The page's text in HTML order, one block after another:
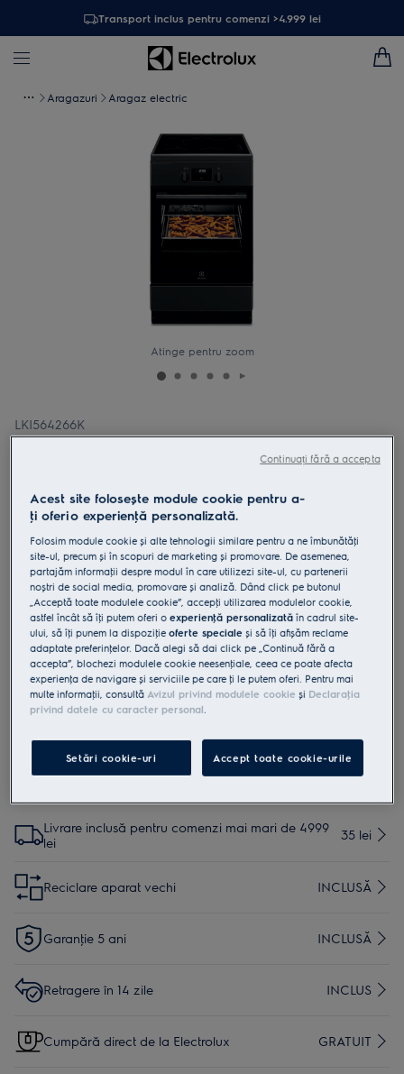
Transport inclus pentru comenzi >4.999 lei
Aragazuri Aragaz electric
Atinge pentru zoom
LKI564266K
Aragaz electric SteamBake cataliza
4.7 (81)
Beneficii
Plita cu inducție încălzește rapid pentru gătire corectă și sigură.
Plita cu inducţie a acestui aragaz este rapidă, precisă și ușor de
folosit.
SteamBake adaugă abur pentru preparate coapte excepțional.
conform regulamentului UE 2023/988 sunt enumerate în
capitolele 1 și 2 din manualul de utilizare. Pentru utilizarea în
siguranţă a produsului, citește manualul de utilizare complet.
Livrare inclusă pentru comenzi mai mari de 4999
lei
35 lei
Reciclare aparat vechi INCLUSĂ
Garanţie 5 ani INCLUSĂ
Retragere în 14 zile INCLUS
Cumpără direct de la Electrolux GRATUIT
Acest site folosește module cookie pentru a-
ţi oferi o experienţă personalizată.
Folosim module cookie și alte tehnologii similare pentru a ne îmbunătăţi
site-ul, precum și în scopuri de marketing și promovare. De asemenea,
partajăm informaţii despre modul în care utilizezi site-ul, cu partenerii
noștri de social media, promovare și analiză. Dând click pe butonul
„Acceptă toate modulele cookie”, accepţi utilizarea modulelor cookie,
astfel încât să îţi putem oferi oexperienţă personalizată în cadrul site-
ului, să îţi punem la dispoziţieoferte speciale și să îţi afișăm reclame
adaptate preferinţelor. Dacă alegi să dai click pe „Continuă fără a
accepta”, blochezi modulele cookie neesenţiale, ceea ce poate afecta
experienţa de navigare și serviciile pe care ţi le putem oferi. Pentru mai
multe informaţii, consultă Avizul privind modulele cookie și Declaraţia
privind datele cu caracter personal.
Setări cookie-uri Accept toate cookie-urile
Continuați fără a accepta